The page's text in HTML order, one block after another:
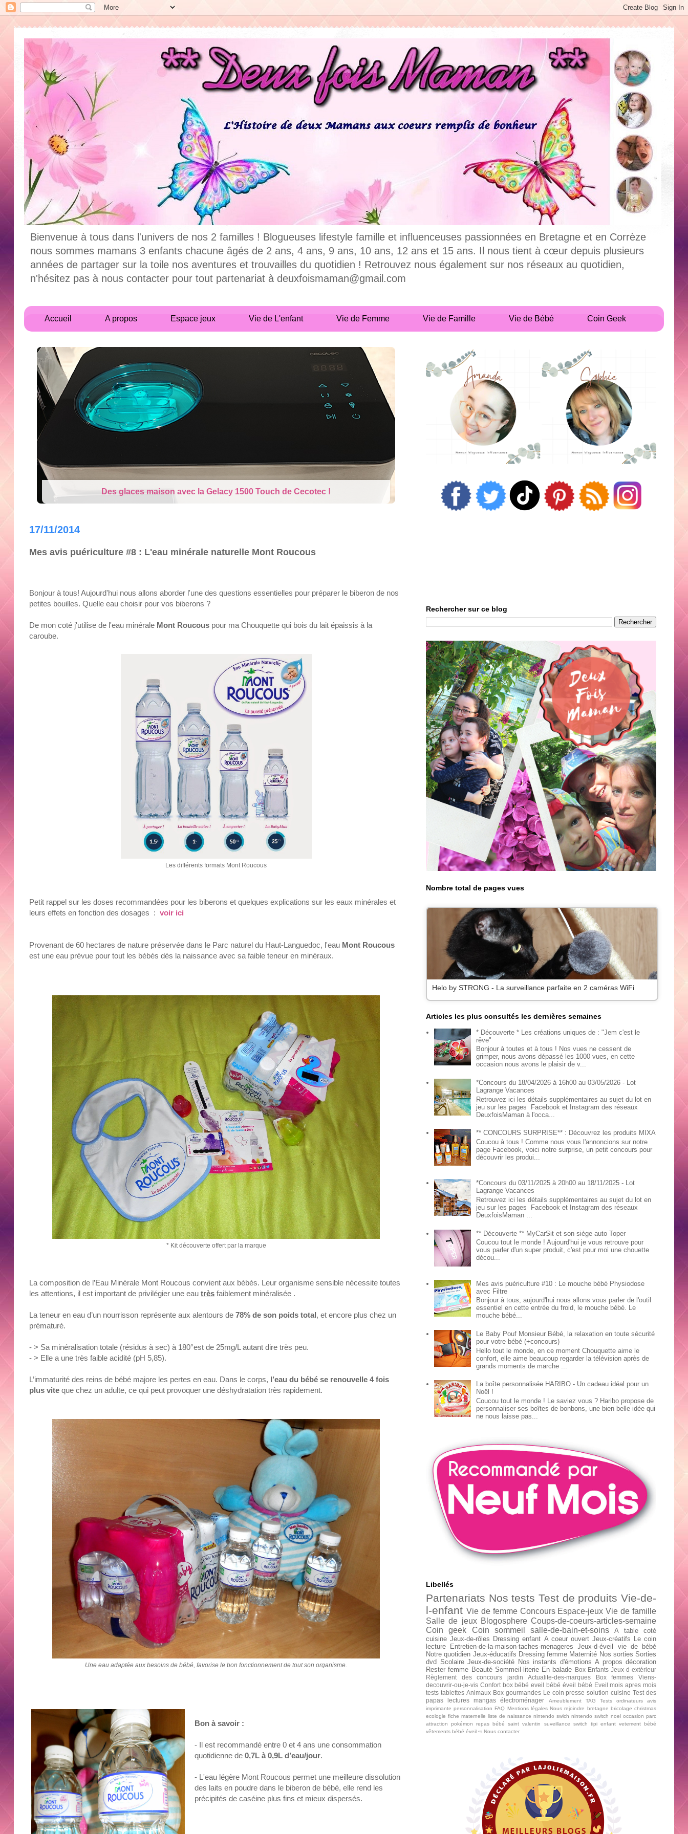
Bienvenue à tous dans l'univers de nos 2 familles ! Blogueuses lifestyle famille et influenceuses passionnées en Bretagne et en Corrèze
nous sommes mamans 3 enfants chacune âgés de 2 ans, 4 ans, 9 ans, 10 ans, 12 ans et 15 ans. Il nous tient à cœur depuis plusieurs
années de partager sur la toile nos aventures et trouvailles du quotidien ! Retrouvez nous également sur nos réseaux au quotidien,
n'hésitez pas à nous contacter pour tout partenariat à deuxfoismaman@gmail.com
Accueil A propos Espace jeux Vie de L'enfant Vie de Femme Vie de Famille Vie de Bébé Coin Geek
Cry Babies Fantasy Dream la Licorne : La poupée qui pleure
17/11/2014
Mes avis puériculture #8 : L'eau minérale naturelle Mont Roucous
Bonjour à tous! Aujourd'hui nous allons aborder l'une des questions essentielles pour préparer le biberon de nos
petites bouilles. Quelle eau choisir pour vos biberons ?
De mon coté j'utilise de l'eau minérale Mont Roucous pour ma Chouquette qui bois du lait épaissis à la
caroube.
Les différents formats Mont Roucous
Petit rappel sur les doses recommandées pour les biberons et quelques explications sur les eaux minérales et
leurs effets en fonction des dosages : voir ici
Provenant de 60 hectares de nature préservée dans le Parc naturel du Haut-Languedoc, l'eau Mont Roucous
est une eau prévue pour tout les bébés dès la naissance avec sa faible teneur en minéraux.
* Kit découverte offert par la marque
La composition de l’Eau Minérale Mont Roucous convient aux bébés. Leur organisme sensible nécessite toutes
les attentions, il est important de privilégier une eau très faiblement minéralisée .
La teneur en eau d’un nourrisson représente aux alentours de 78% de son poids total, et encore plus chez un
prématuré.
- > Sa minéralisation totale (résidus à sec) à 180°est de 25mg/L autant dire très peu.
- > Elle a une très faible acidité (pH 5,85).
L’immaturité des reins de bébé majore les pertes en eau. Dans le corps, l’eau du bébé se renouvelle 4 fois
plus vite que chez un adulte, ce qui peut provoquer une déshydratation très rapidement.
Une eau adaptée aux besoins de bébé, favorise le bon fonctionnement de tout son organisme.
Bon à savoir :
- Il est recommandé entre 0 et 4 ans une consommation
quotidienne de 0,7L à 0,9L d’eau/jour.
- L'eau légère Mont Roucous permet une meilleure dissolution
des laits en poudre dans le biberon de bébé, elle rend les
précipités de caséine plus fins et mieux dispersés.
Rechercher sur ce blog
Nombre total de pages vues
Helo by STRONG - La surveillance parfaite en 2 caméras WiFi
Articles les plus consultés les dernières semaines
* Découverte * Les créations uniques de : "Jem c'est le
rêve"
Bonjour à toutes et à tous ! Nos vues ne cessent de
grimper, nous avons dépassé les 1000 vues, en cette
occasion nous avons le plaisir de v...
*Concours du 18/04/2026 à 16h00 au 03/05/2026 - Lot
Lagrange Vacances
Retrouvez ici les détails supplémentaires au sujet du lot en
jeu sur les pages Facebook et Instagram des réseaux
DeuxfoisMaman à l'occa...
** CONCOURS SURPRISE** : Découvrez les produits MIXA
Coucou à tous ! Comme nous vous l'annoncions sur notre
page Facebook, voici notre surprise, un petit concours pour
découvrir les produi...
*Concours du 03/11/2025 à 20h00 au 18/11/2025 - Lot
Lagrange Vacances
Retrouvez ici les détails supplémentaires au sujet du lot en
jeu sur les pages Facebook et Instagram des réseaux
DeuxfoisMaman ...
** Découverte ** MyCarSit et son siège auto Toper
Coucou tout le monde ! Aujourd'hui je vous retrouve pour
vous parler d'un super produit, c'est pour moi une chouette
décou...
Mes avis puériculture #10 : Le mouche bébé Physiodose
avec Filtre
Bonjour à tous, aujourd'hui nous allons vous parler de l'outil
essentiel en cette entrée du froid, le mouche bébé. Le
mouche bébé...
Le Baby Pouf Monsieur Bébé, la relaxation en toute sécurité
pour votre bébé (+concours)
Hello tout le monde, en ce moment Chouquette aime le
confort, elle aime beaucoup regarder la télévision après de
grands moments de marche ...
La boîte personnalisée HARIBO - Un cadeau idéal pour un
Noël !
Coucou tout le monde ! Le saviez vous ? Haribo propose de
personnaliser ses boîtes de bonbons, une bien belle idée qui
ne nous laisse pas...
Libellés
Partenariats Nos tests Test de produits Vie-de-
l-enfant Vie de femme Concours Espace-jeux Vie de famille
Salle de jeux Blogosphere Coups-de-coeurs-articles-semaine
Coin geek
Coin sommeil salle-de-bain-et-soins A table
coté
cuisine Jeux-de-rôles Dressing enfant A coeur ouvert Jeux-créatifs Le coin
lecture
Entretien-de-la-maison-taches-menageres Jeux-d-éveil
vie de bébé
Notre quotidien Jeux-éducatifs Dressing femme Maternité Nos sorties Sorties
dvd Scolaire Jeux-de-société Nos instants d'émotions A propos décoration
Rester femme Beauté Sommeil-literie En balade Box Enfants Jeux-d-extérieur
Règlement des concours
jardin Actualite-des-marques Box femmes
Viens-
decouvrir-ou-je-vis Confort box bébé eveil bébé éveil bébé Eveil mois apres mois
tests tablettes Animaux Box gourmandes Le coin presse solution cuisine Test des
papas
lectures mangas électroménager Ameublement TAG Tests ordinateurs
avis
imprimante personnalisation FAQ Mentions légales Nous rejoindre bretagne bricolage christmas
ecologie fiche maternelle liste de naissance nintendo swich nintendo switch noel occasion parc
attraction
pokémon repas bébé saint valentin suveillance switch tipi enfant vetement bébé
vêtements bébé éveil ⇨ Nous contacter